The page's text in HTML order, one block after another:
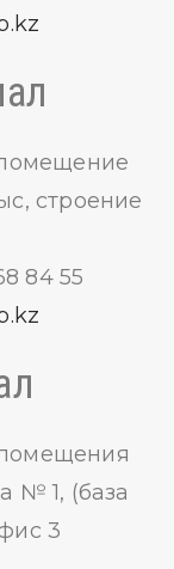
строение
84 55
№ 1, (база
3